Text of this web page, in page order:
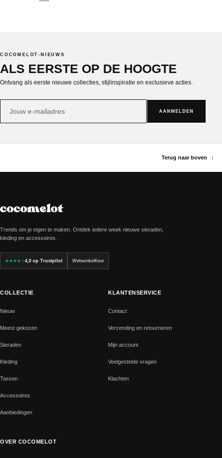
COCOMELOT-NIEUWS
ALS EERSTE OP DE HOOGTE
Ontvang als eerste nieuwe collecties, stijlinspiratie en exclusieve acties.
AANMELDEN
Terug naar boven ↑
Trends om je eigen te maken. Ontdek iedere week nieuwe sieraden,
kleding en accessoires.
★★★★☆4,0 op Trustpilot WebwinkelKeur
COLLECTIE
Nieuw
Meest gekozen
Sieraden
Kleding
Tassen
Accessoires
Aanbiedingen
KLANTENSERVICE
Contact
Verzending en retourneren
Mijn account
Veelgestelde vragen
Klachten
OVER COCOMELOT